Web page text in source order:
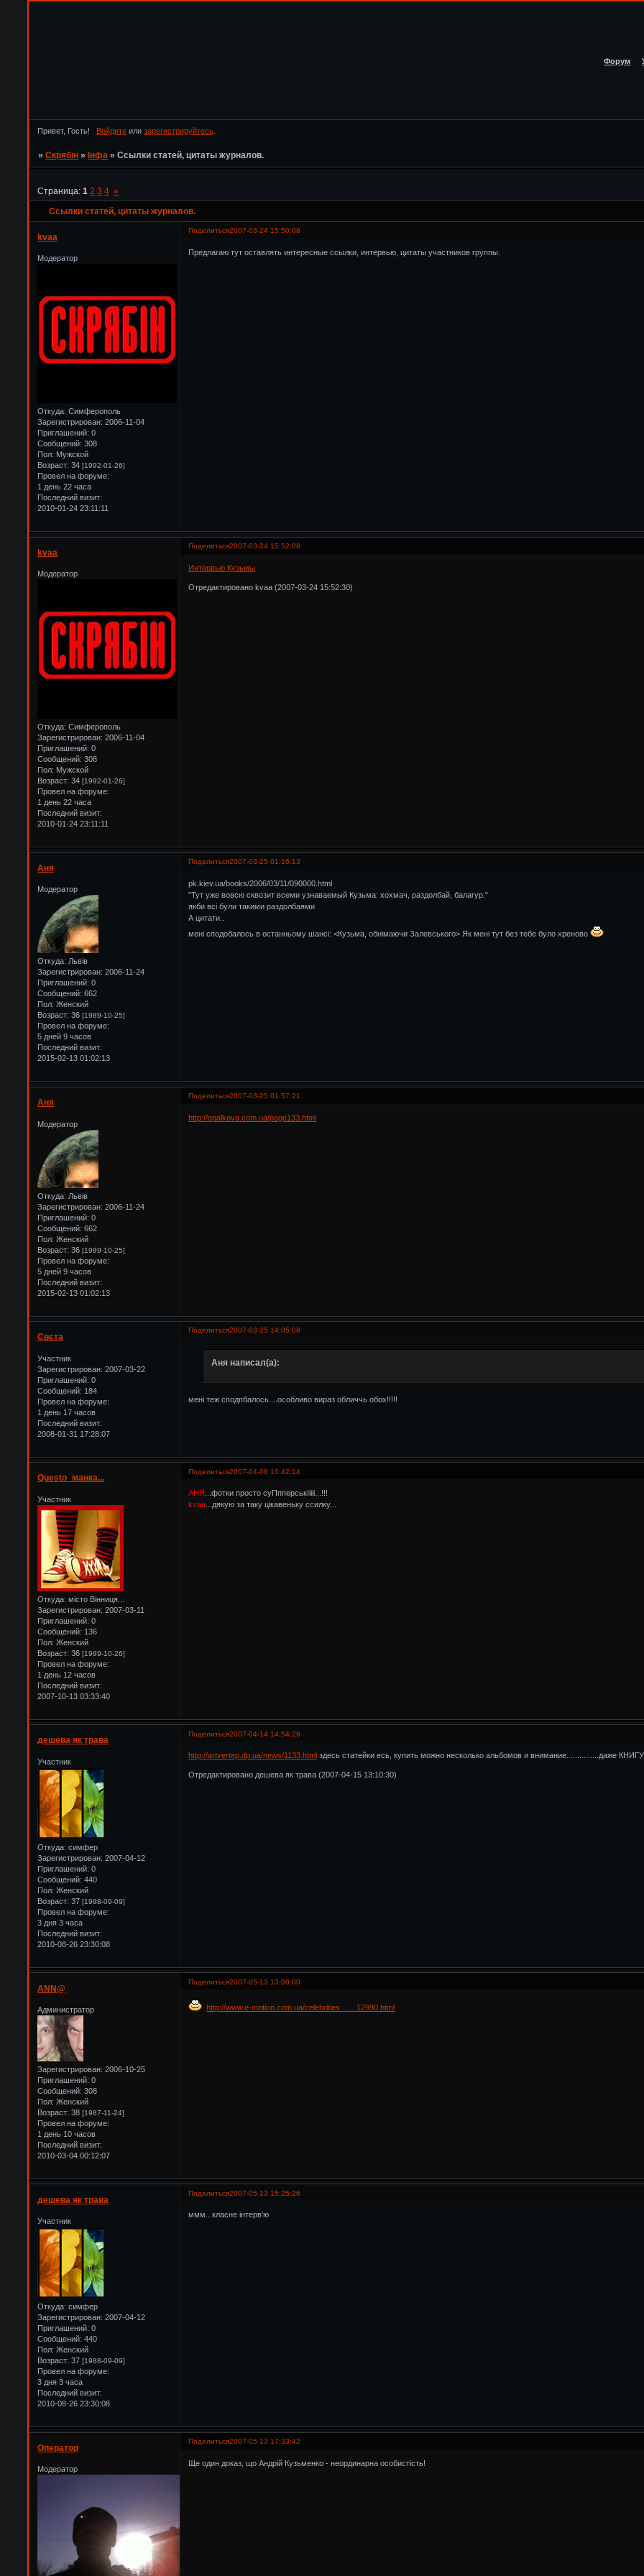
Форум
Привет, Гость! Войдитеили зарегистрируйтесь.
»Скрябін »Інфа »Ссылки статей, цитаты журналов.
Ссылки статей, цитаты журналов.
Страница:1 2 3 4 »
Поделиться2007-03-24 15:50:08
kvaa
Модератор
Откуда: Симферополь
Зарегистрирован: 2006-11-04
Приглашений: 0
Сообщений: 308
Пол: Мужской
Возраст: 34[1992-01-26]
Провел на форуме:
1 день 22 часа
Последний визит:
2010-01-24 23:11:11
Предлагаю тут оставлять интересные ссылки, интервью, цитаты участников группы.
Поделиться2007-03-24 15:52:08
kvaa
Модератор
Откуда: Симферополь
Зарегистрирован: 2006-11-04
Приглашений: 0
Сообщений: 308
Пол: Мужской
Возраст: 34[1992-01-26]
Провел на форуме:
1 день 22 часа
Последний визит:
2010-01-24 23:11:11
Интервью Кузьмы
Отредактировано kvaa (2007-03-24 15:52:30)
Поделиться2007-03-25 01:16:13
Аня
Модератор
Откуда: Львів
Зарегистрирован: 2006-11-24
Приглашений: 0
Сообщений: 662
Пол: Женский
Возраст: 36[1989-10-25]
Провел на форуме:
5 дней 9 часов
Последний визит:
2015-02-13 01:02:13
pk.kiev.ua/books/2006/03/11/090000.html
"Тут уже вовсю сквозит всеми узнаваемый Кузьма: хохмач, раздолбай, балагур."
якби всі були такими раздолбаями
А цитати..
мені сподобалось в останньому шансі: <Кузьма, обнімаючи Залевського> Як мені тут без тебе було хреново
Поделиться2007-03-25 01:57:21
Аня
Модератор
Откуда: Львів
Зарегистрирован: 2006-11-24
Приглашений: 0
Сообщений: 662
Пол: Женский
Возраст: 36[1989-10-25]
Провел на форуме:
5 дней 9 часов
Последний визит:
2015-02-13 01:02:13
http://opalkova.com.ua/page133.html
Поделиться2007-03-25 14:05:08
Свєта
Участник
Зарегистрирован: 2007-03-22
Приглашений: 0
Сообщений: 184
Провел на форуме:
1 день 17 часов
Последний визит:
2008-01-31 17:28:07
Аня написал(а):
мені теж сподпбалось....особливо вираз обличчь обох!!!!!
Поделиться2007-04-08 10:42:14
Questo_манка...
Участник
Откуда: місто Вінниця...
Зарегистрирован: 2007-03-11
Приглашений: 0
Сообщений: 136
Пол: Женский
Возраст: 36[1989-10-26]
Провел на форуме:
1 день 12 часов
Последний визит:
2007-10-13 03:33:40
АНЯ
...фотки просто суПпперськІіііі...!!!
kvaa ...дякую за таку цікавеньку ссилку...
Поделиться2007-04-14 14:54:26
дешева як трава
Участник
Откуда: симфер
Зарегистрирован: 2007-04-12
Приглашений: 0
Сообщений: 440
Пол: Женский
Возраст: 37[1988-09-09]
Провел на форуме:
3 дня 3 часа
Последний визит:
2010-08-26 23:30:08
http://artvertep.dp.ua/news/1133.html здесь статейки есь, купить можно несколько альбомов и внимание...............даже
Отредактировано дешева як трава (2007-04-15 13:10:30)
Поделиться2007-05-13 13:00:00
ANN@
Администратор
Зарегистрирован: 2006-10-25
Приглашений: 0
Сообщений: 308
Пол: Женский
Возраст: 38[1987-11-24]
Провел на форуме:
1 день 10 часов
Последний визит:
2010-03-04 00:12:07
http://www.e-motion.com.ua/celebrities_ … 12990.html
Поделиться2007-05-13 15:25:26
дешева як трава
Участник
Откуда: симфер
Зарегистрирован: 2007-04-12
Приглашений: 0
Сообщений: 440
Пол: Женский
Возраст: 37[1988-09-09]
Провел на форуме:
3 дня 3 часа
Последний визит:
2010-08-26 23:30:08
ммм...класне інтерв'ю
Поделиться2007-05-13 17:33:42
Оператор
Модератор
Ще один доказ, що Андрій Кузьменко - неординарна особистість!